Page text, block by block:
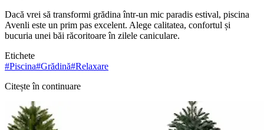
Dacă vrei să transformi grădina într-un mic paradis estival, piscina
Avenli este un prim pas excelent. Alege calitatea, confortul și
bucuria unei băi răcoritoare în zilele caniculare.
Etichete
#Piscina#Grădină#Relaxare
Citește în continuare